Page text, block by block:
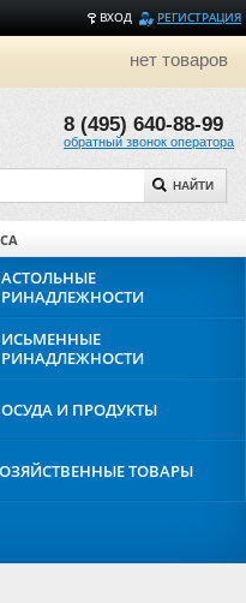
ВХОД РЕГИСТРАЦИЯ
нет товаров
8 (495) 640-88-99
обратный звонок оператора
НАЙТИ
И ПРОДУКТЫ
ТОВАРЫ